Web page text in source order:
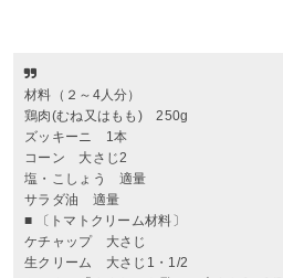
材料（２～4人分）
鶏肉(むね又はもも) 250g
ズッキーニ 1本
コーン 大さじ2
塩・こしょう 適量
サラダ油 適量
■ 〔トマトクリーム材料〕
ケチャップ 大さじ
生クリーム 大さじ1・1/2